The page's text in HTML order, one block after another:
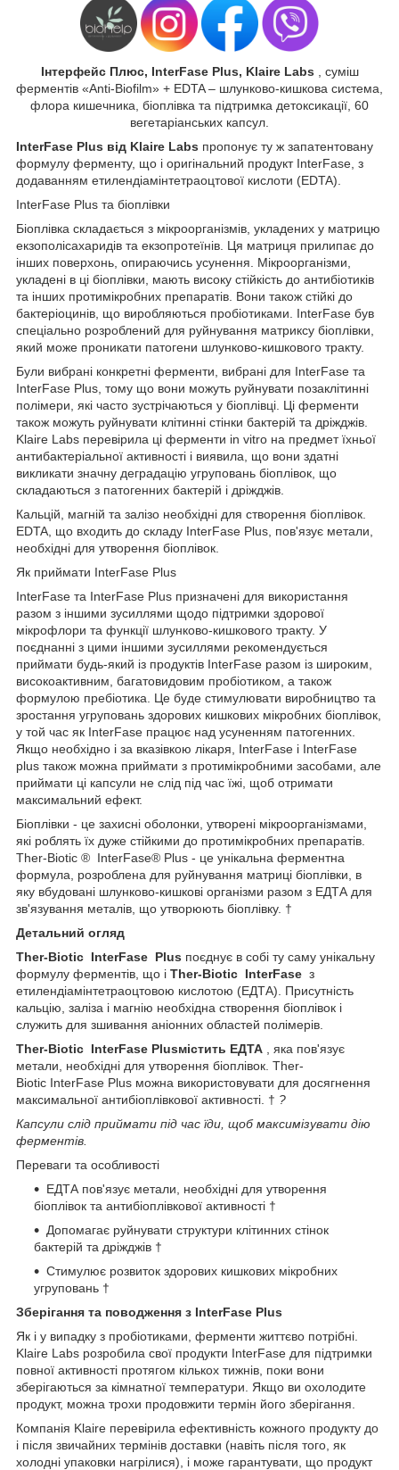
Інтерфейс Плюс, InterFase Plus, Klaire Labs
, суміш
ферментів «Anti-Biofilm» + EDTA – шлунково-кишкова система,
флора кишечника, біоплівка та підтримка детоксикації, 60
вегетаріанських капсул.
InterFase Plus від Klaire Labs пропонує ту ж запатентовану
формулу ферменту, що і оригінальний продукт InterFase, з
додаванням етилендіамінтетраоцтової кислоти (EDTA).
InterFase Plus та біоплівки
Біоплівка складається з мікроорганізмів, укладених у матрицю
екзополісахаридів та екзопротеїнів. Ця матриця прилипає до
інших поверхонь, опираючись усунення. Мікроорганізми,
укладені в ці біоплівки, мають високу стійкість до антибіотиків
та інших протимікробних препаратів. Вони також стійкі до
бактеріоцинів, що виробляються пробіотиками. InterFase був
спеціально розроблений для руйнування матриксу біоплівки,
який може проникати патогени шлунково-кишкового тракту.
Були вибрані конкретні ферменти, вибрані для InterFase та
InterFase Plus, тому що вони можуть руйнувати позаклітинні
полімери, які часто зустрічаються у біоплівці. Ці ферменти
також можуть руйнувати клітинні стінки бактерій та дріжджів.
Klaire Labs перевірила ці ферменти in vitro на предмет їхньої
антибактеріальної активності і виявила, що вони здатні
викликати значну деградацію угруповань біоплівок, що
складаються з патогенних бактерій і дріжджів.
Кальцій, магній та залізо необхідні для створення біоплівок.
EDTA, що входить до складу InterFase Plus, пов'язує метали,
необхідні для утворення біоплівок.
Як приймати InterFase Plus
InterFase та InterFase Plus призначені для використання
разом з іншими зусиллями щодо підтримки здорової
мікрофлори та функції шлунково-кишкового тракту. У
поєднанні з цими іншими зусиллями рекомендується
приймати будь-який із продуктів InterFase разом із широким,
високоактивним, багатовидовим пробіотиком, а також
формулою пребіотика. Це буде стимулювати виробництво та
зростання угруповань здорових кишкових мікробних біоплівок,
у той час як InterFase працює над усуненням патогенних.
Якщо необхідно і за вказівкою лікаря, InterFase і InterFase
plus також можна приймати з протимікробними засобами, але
приймати ці капсули не слід під час їжі, щоб отримати
максимальний ефект.
Біоплівки - це захисні оболонки, утворені мікроорганізмами,
які роблять їх дуже стійкими до протимікробних препаратів.
Ther-Biotic ® InterFase® Plus - це унікальна ферментна
формула, розроблена для руйнування матриці біоплівки, в
яку вбудовані шлунково-кишкові організми разом з ЕДТА для
зв'язування металів, що утворюють біоплівку. †
Детальний огляд
Ther-Biotic InterFase Plus поєднує в собі ту саму унікальну
формулу ферментів, що і Ther-Biotic InterFase з
етилендіамінтетраоцтовою кислотою (ЕДТА). Присутність
кальцію, заліза і магнію необхідна створення біоплівок і
служить для зшивання аніонних областей полімерів.
Ther-Biotic InterFase Plusмістить ЕДТА , яка пов'язує
метали, необхідні для утворення біоплівок. Ther-
Biotic InterFase Plus можна використовувати для досягнення
максимальної антибіоплівкової активності. † ?
Капсули слід приймати під час їди, щоб максимізувати дію
ферментів.
Переваги та особливості
ЕДТА пов'язує метали, необхідні для утворення
біоплівок та антибіоплівкової активності †
Допомагає руйнувати структури клітинних стінок
бактерій та дріжджів †
Стимулює розвиток здорових кишкових мікробних
угруповань †
Зберігання та поводження з InterFase Plus
Як і у випадку з пробіотиками, ферменти життєво потрібні.
Klaire Labs розробила свої продукти InterFase для підтримки
повної активності протягом кількох тижнів, поки вони
зберігаються за кімнатної температури. Якщо ви охолодите
продукт, можна трохи продовжити термін його зберігання.
Компанія Klaire перевірила ефективність кожного продукту до
і після звичайних термінів доставки (навіть після того, як
холодні упаковки нагрілися), і може гарантувати, що продукт